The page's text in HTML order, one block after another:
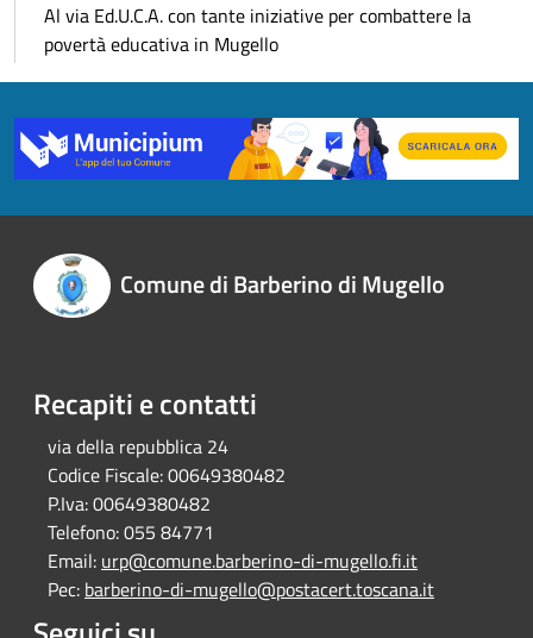
Al via Ed.U.C.A. con tante iniziative per combattere la
povertà educativa in Mugello
Comune di Barberino di Mugello
Recapiti e contatti
via della repubblica 24
Codice Fiscale:00649380482
P.Iva:00649380482
Telefono:055 84771
Email: urp@comune.barberino-di-mugello.fi.it
Pec: barberino-di-mugello@postacert.toscana.it